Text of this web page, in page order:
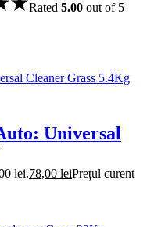
Rated 5.00 out of 5
Universal
lei.78,00 leiPrețul curent